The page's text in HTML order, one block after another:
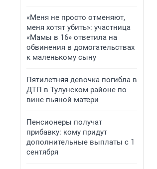
«Меня не просто отменяют,
меня хотят убить»: участница
«Мамы в 16» ответила на
обвинения в домогательствах
к маленькому сыну
Пятилетняя девочка погибла в
ДТП в Тулунском районе по
вине пьяной матери
Пенсионеры получат
прибавку: кому придут
дополнительные выплаты с 1
сентября